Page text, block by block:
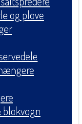
og plove
blokvogn